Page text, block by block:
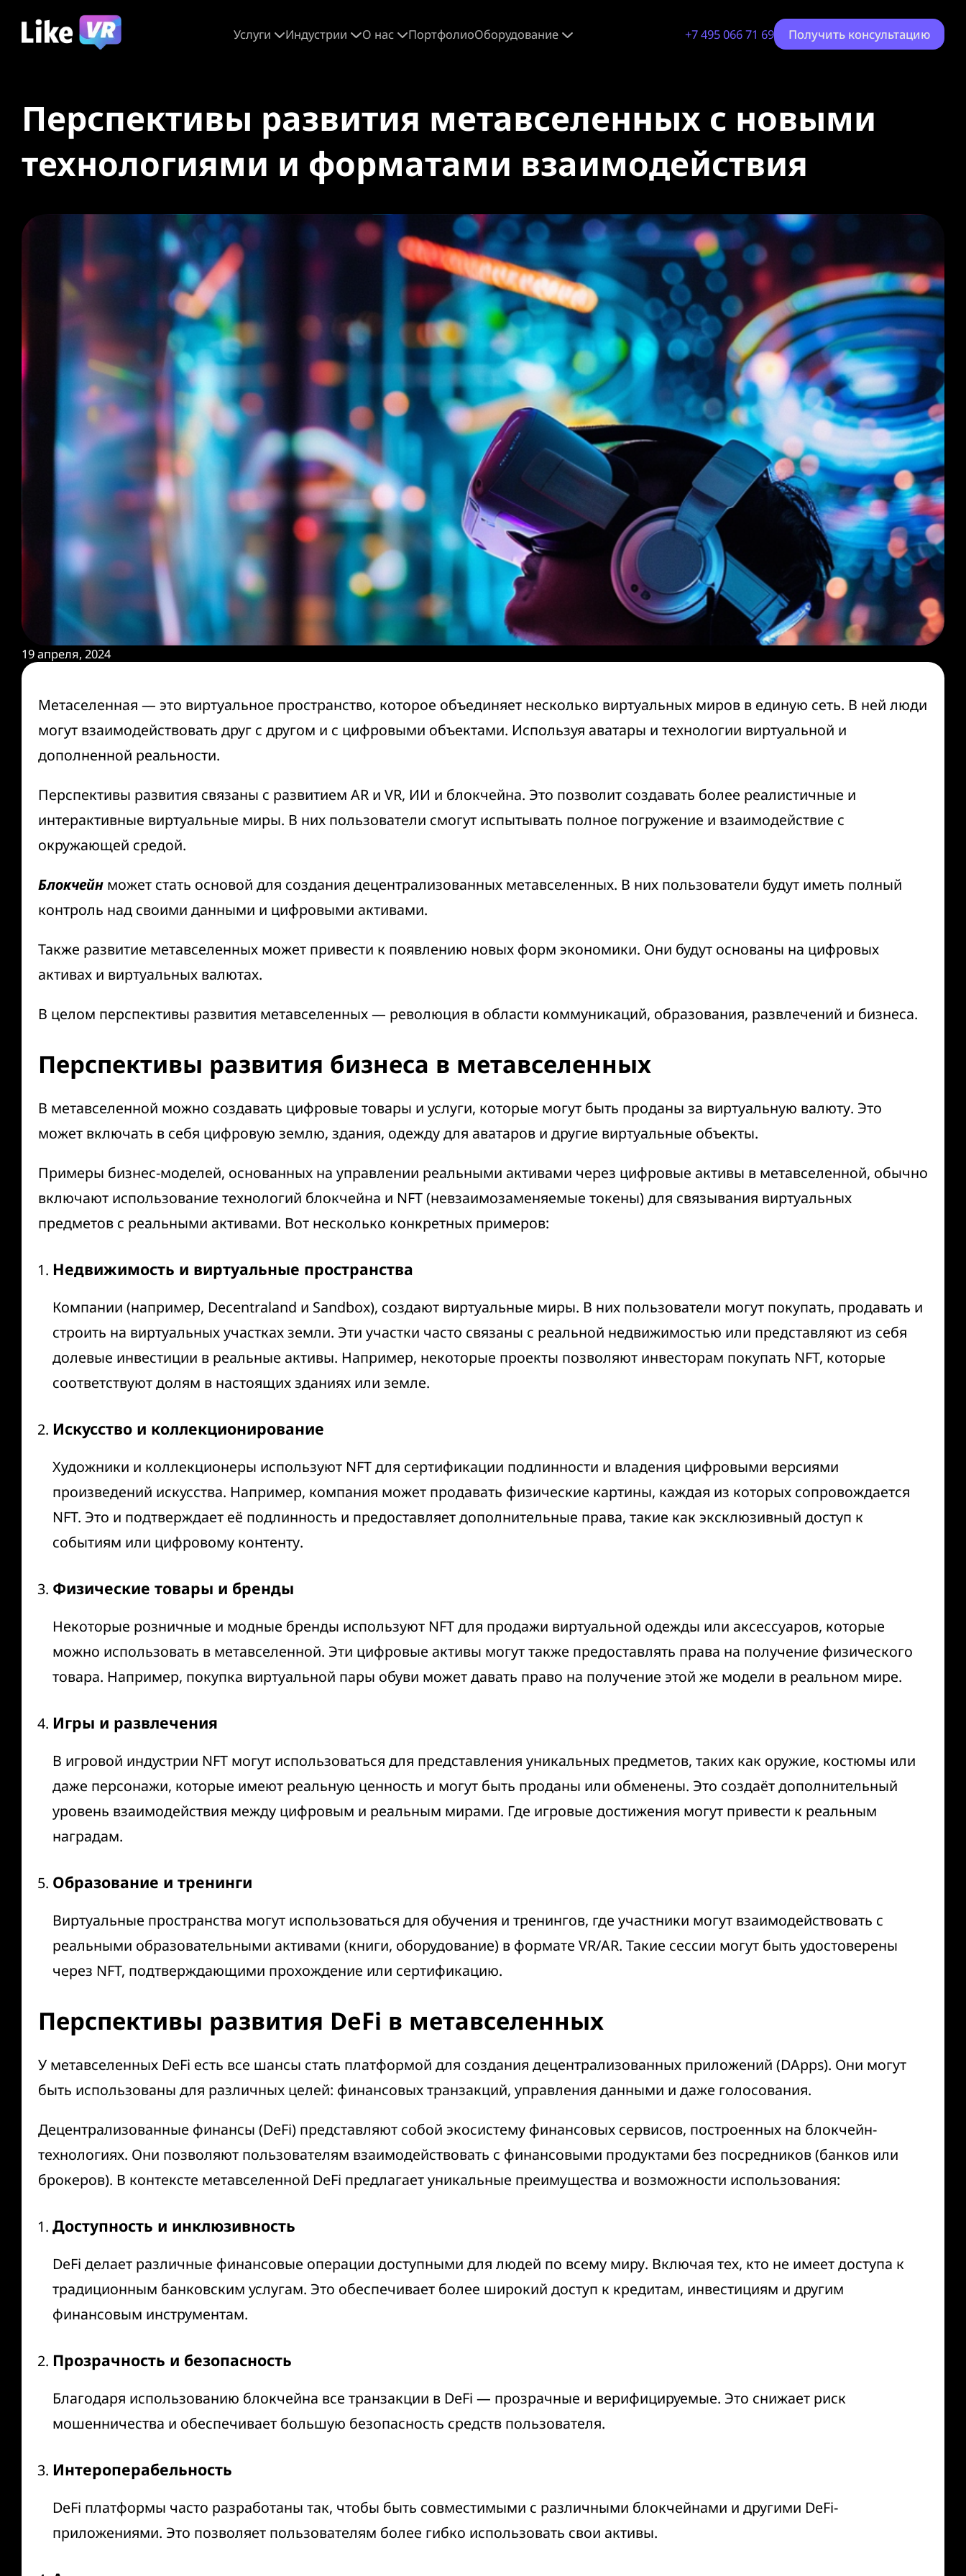
Услуги Индустрии О нас ПортфолиоОборудование +7 495 066 71 69 Получить консультацию
Перспективы развития метавселенных с новыми
технологиями и форматами взаимодействия
19 апреля, 2024
Метаселенная — это виртуальное пространство, которое объединяет несколько виртуальных миров в единую сеть. В ней люди
могут взаимодействовать друг с другом и с цифровыми объектами. Используя аватары и технологии виртуальной и
дополненной реальности.
Перспективы развития связаны с развитием AR и VR, ИИ и блокчейна. Это позволит создавать более реалистичные и
интерактивные виртуальные миры. В них пользователи смогут испытывать полное погружение и взаимодействие с
окружающей средой.
Блокчейнможет стать основой для создания децентрализованных метавселенных. В них пользователи будут иметь полный
контроль над своими данными и цифровыми активами.
Также развитие метавселенных может привести к появлению новых форм экономики. Они будут основаны на цифровых
активах и виртуальных валютах.
В целом перспективы развития метавселенных— революция в области коммуникаций, образования, развлечений и бизнеса.
Перспективы развития бизнеса в метавселенных
В метавселенной можно создавать цифровые товары и услуги, которые могут быть проданы за виртуальную валюту. Это
может включать в себя цифровую землю, здания, одежду для аватаров и другие виртуальные объекты.
Примеры бизнес-моделей, основанных на управлении реальными активами через цифровые активы в метавселенной, обычно
включают использование технологий блокчейна и NFT (невзаимозаменяемые токены) для связывания виртуальных
предметов с реальными активами. Вот несколько конкретных примеров:
Недвижимость и виртуальные пространства
Компании (например, Decentraland и Sandbox), создают виртуальные миры. В них пользователи могут покупать, продавать и
строить на виртуальных участках земли. Эти участки часто связаны с реальной недвижимостью или представляют из себя
долевые инвестиции в реальные активы. Например, некоторые проекты позволяют инвесторам покупать NFT, которые
соответствуют долям в настоящих зданиях или земле.
Искусство и коллекционирование
Художники и коллекционеры используют NFT для сертификации подлинности и владения цифровыми версиями
произведений искусства. Например, компания может продавать физические картины, каждая из которых сопровождается
NFT. Это и подтверждает её подлинность и предоставляет дополнительные права, такие как эксклюзивный доступ к
событиям или цифровому контенту.
Физические товары и бренды
Некоторые розничные и модные бренды используют NFT для продажи виртуальной одежды или аксессуаров, которые
можно использовать в метавселенной. Эти цифровые активы могут также предоставлять права на получение физического
товара. Например, покупка виртуальной пары обуви может давать право на получение этой же модели в реальном мире.
Игры и развлечения
В игровой индустрии NFT могут использоваться для представления уникальных предметов, таких как оружие, костюмы или
даже персонажи, которые имеют реальную ценность и могут быть проданы или обменены. Это создаёт дополнительный
уровень взаимодействия между цифровым и реальным мирами. Где игровые достижения могут привести к реальным
наградам.
Образование и тренинги
Виртуальные пространства могут использоваться для обучения и тренингов, где участники могут взаимодействовать с
реальными образовательными активами (книги, оборудование) в формате VR/AR. Такие сессии могут быть удостоверены
через NFT, подтверждающими прохождение или сертификацию.
Перспективы развития DeFi в метавселенных
У метавселенных DeFi есть все шансы стать платформой для создания децентрализованных приложений (DApps). Они могут
быть использованы для различных целей: финансовых транзакций, управления данными и даже голосования.
Децентрализованные финансы (DeFi) представляют собой экосистему финансовых сервисов, построенных на блокчейн-
технологиях. Они позволяют пользователям взаимодействовать с финансовыми продуктами без посредников (банков или
брокеров). В контексте метавселенной DeFi предлагает уникальные преимущества и возможности использования:
Доступность и инклюзивность
DeFi делает различные финансовые операции доступными для людей по всему миру. Включая тех, кто не имеет доступа к
традиционным банковским услугам. Это обеспечивает более широкий доступ к кредитам, инвестициям и другим
финансовым инструментам.
Прозрачность и безопасность
Благодаря использованию блокчейна все транзакции в DeFi — прозрачные и верифицируемые. Это снижает риск
мошенничества и обеспечивает большую безопасность средств пользователя.
Интероперабельность
DeFi платформы часто разработаны так, чтобы быть совместимыми с различными блокчейнами и другими DeFi-
приложениями. Это позволяет пользователям более гибко использовать свои активы.